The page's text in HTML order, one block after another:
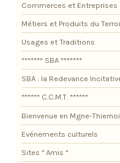
Commerces et Entreprises
Métiers et Produits du
Usages et Traditions
******* SBA *******
SBA : la Redevance
****** C.C.M.T. ******
Bienvenue en Mgne-
Evénements culturels
Sites " Amis "